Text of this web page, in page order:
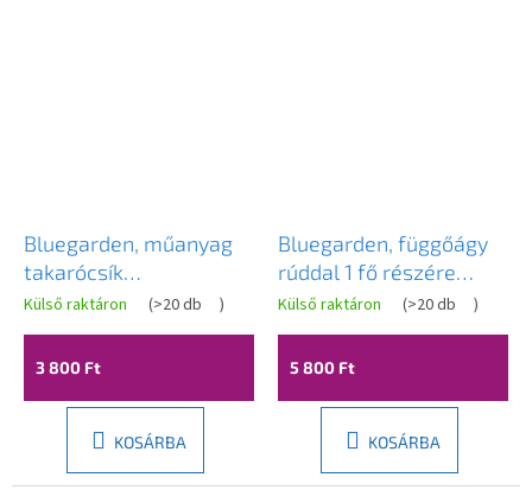
Bluegarden, műanyag
takarócsík
szőnyegekhez 100x1,5
cm, szürke, OGR-05678
Külső raktáron (>20 db )
3 800 Ft
KOSÁRBA
Bluegarden, függőágy
rúddal 1 fő részére
200x90 cm 200kg,
tarka, OGR-09028
Külső raktáron (>20 db )
5 800 Ft
KOSÁRBA